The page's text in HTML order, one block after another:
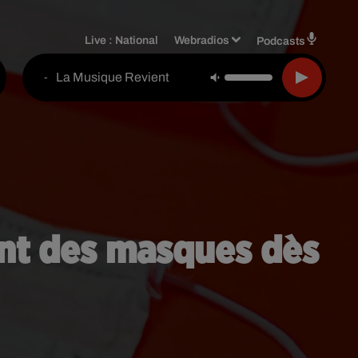
Live : National Webradios Podcasts
- La Musique Revient
des masques dès